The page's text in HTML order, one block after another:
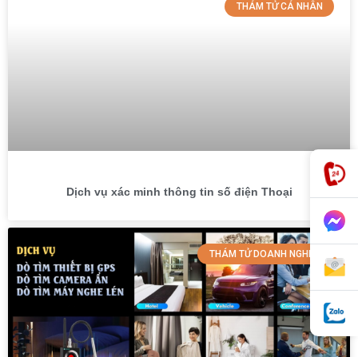
THÁM TỬ CÁ NHÂN
Dịch vụ xác minh thông tin số điện Thoại
THÁM TỬ DOANH NGHIỆP